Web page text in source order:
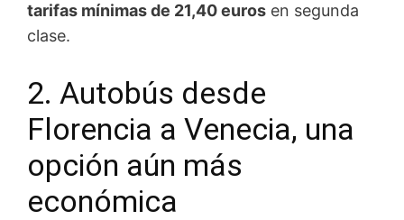
tarifas mínimas de 21,40 euros en segunda
clase.
2. Autobús desde
Florencia a Venecia, una
opción aún más
económica